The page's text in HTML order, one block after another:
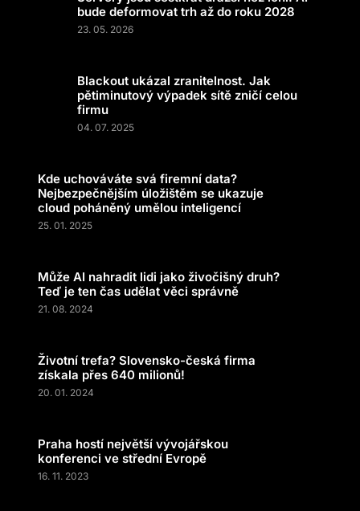
bude deformovat trh až do roku 2028
23. 05. 2026
Blackout ukázal zranitelnost. Jak
pětiminutový výpadek sítě zničí celou
firmu
04. 07. 2025
Kde uchováváte svá firemní data?
Nejbezpečnějším úložištěm se ukazuje
cloud poháněný umělou inteligencí
25. 01. 2025
Může AI nahradit lidi jako živočišný druh?
Teď je ten čas udělat věci správně
21. 08. 2024
Životní trefa? Slovensko-česká firma
získala přes 640 milionů!
20. 01. 2024
Praha hostí největší vývojářskou
konferenci ve střední Evropě
16. 11. 2023